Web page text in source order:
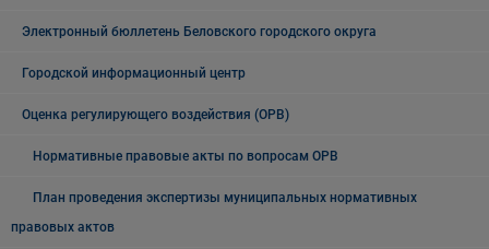
Электронный бюллетень Беловского городского округа
Городской информационный центр
Оценка регулирующего воздействия (ОРВ)
Нормативные правовые акты по вопросам ОРВ
План проведения экспертизы муниципальных нормативных
правовых актов